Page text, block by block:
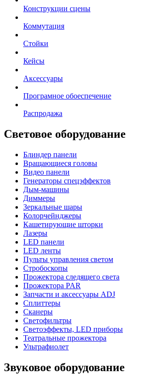
Конструкции сцены
Коммутация
Стойки
Кейсы
Аксессуары
Програмное обоеспечение
Распродажа
Световое оборудование
Блиндер панели
Вращающиеся головы
Видео панели
Генераторы спецэффектов
Дым-машины
Диммеры
Зеркальные шары
Колорчейнджеры
Кашетирующие шторки
Лазеры
LED панели
LED ленты
Пульты управления светом
Стробоскопы
Прожектора следящего света
Прожектора PAR
Запчасти и аксессуары ADJ
Сплиттеры
Сканеры
Светофильтры
Светоэффекты, LED приборы
Театральные прожектора
Ультрафиолет
Звуковое оборудование